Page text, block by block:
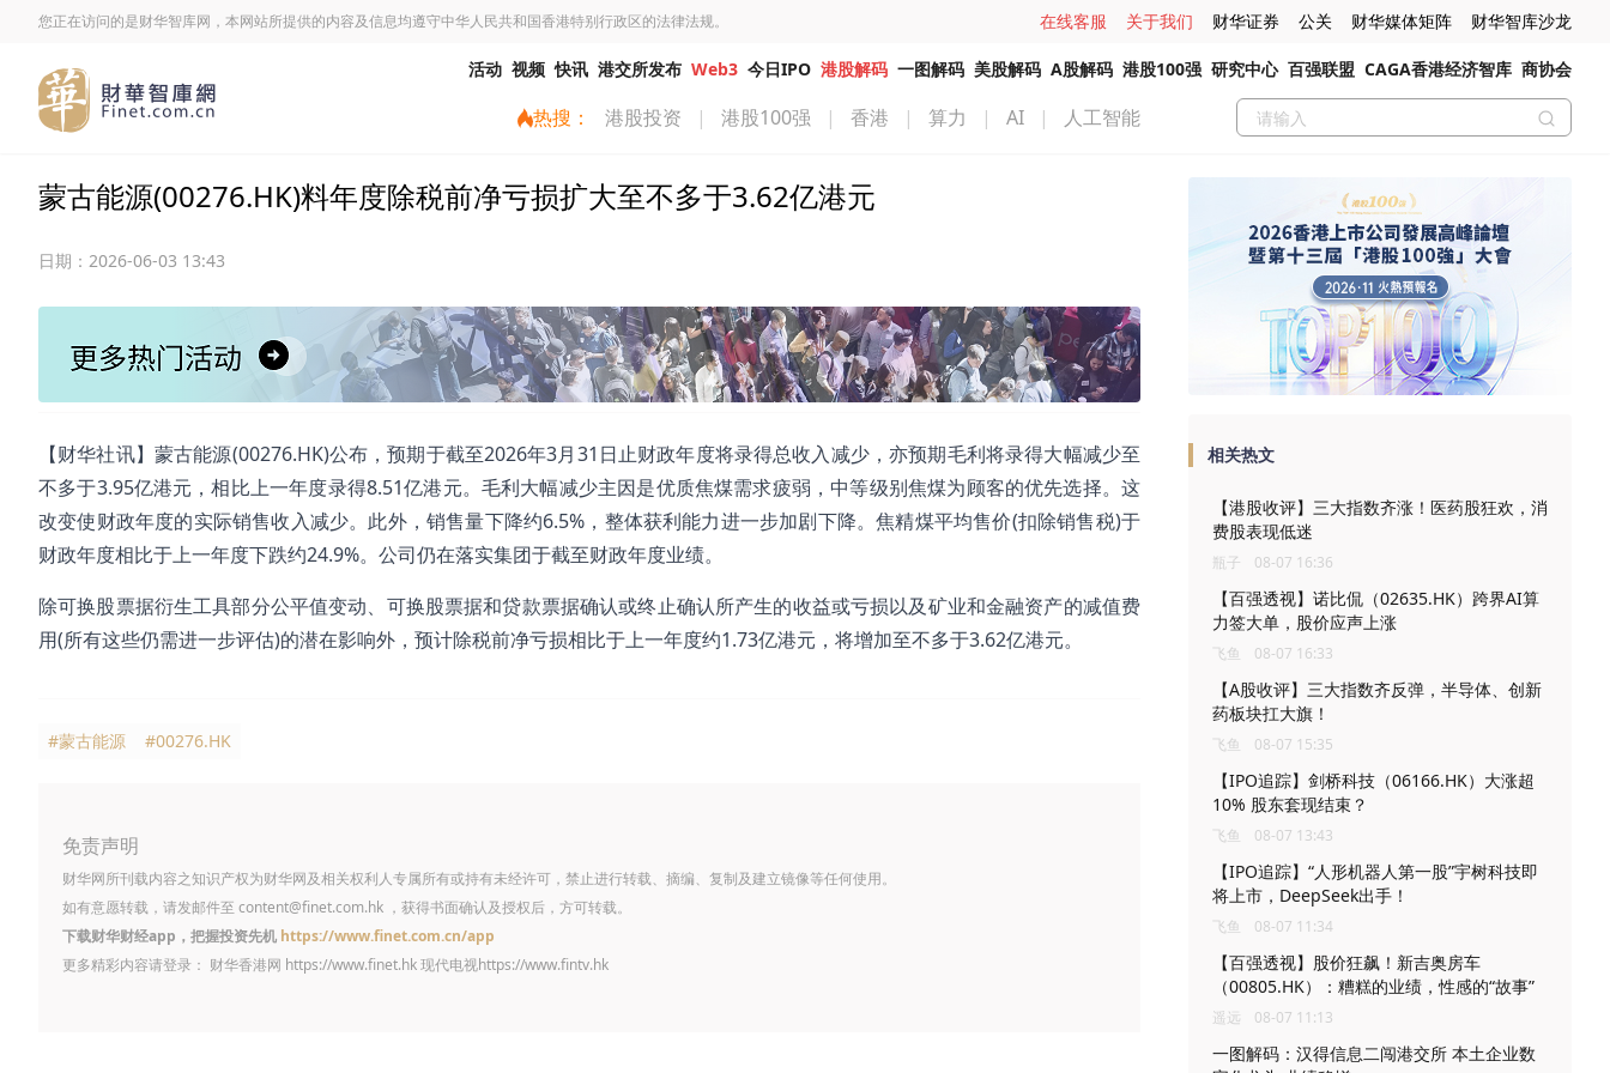
您正在访问的是财华智库网，本网站所提供的内容及信息均遵守中华人民共和国香港特别行政区的法律法规。 在线客服 关于我们 财华证券 公关 财华媒体矩阵 财华智库沙龙
活动 视频 快讯 港交所发布 Web3 今日IPO 港股解码 一图解码 美股解码 A股解码 港股100强 研究中心 百强联盟 CAGA香港经济智库 商协会
热搜： 港股投资 | 港股100强 | 香港 | 算力 | AI | 人工智能
蒙古能源(00276.HK)料年度除税前净亏损扩大至不多于3.62亿港元
日期： 2026-06-03 13:43
【财华社讯】蒙古能源(00276.HK)公布，预期于截至2026年3月31日止财政年度将录得总收入减少，亦预期毛利将录得大幅减少至
不多于3.95亿港元，相比上一年度录得8.51亿港元。毛利大幅减少主因是优质焦煤需求疲弱，中等级别焦煤为顾客的优先选择。这
改变使财政年度的实际销售收入减少。此外，销售量下降约6.5%，整体获利能力进一步加剧下降。焦精煤平均售价(扣除销售税)于
财政年度相比于上一年度下跌约24.9%。公司仍在落实集团于截至财政年度业绩。
除可换股票据衍生工具部分公平值变动、可换股票据和贷款票据确认或终止确认所产生的收益或亏损以及矿业和金融资产的减值费
用(所有这些仍需进一步评估)的潜在影响外，预计除税前净亏损相比于上一年度约1.73亿港元，将增加至不多于3.62亿港元。
#蒙古能源 #00276.HK
免责声明
财华网所刊载内容之知识产权为财华网及相关权利人专属所有或持有未经许可，禁止进行转载、摘编、复制及建立镜像等任何使用。
如有意愿转载，请发邮件至 content@finet.com.hk ，获得书面确认及授权后，方可转载。
下载财华财经app，把握投资先机 https://www.finet.com.cn/app
更多精彩内容请登录： 财华香港网 https://www.finet.hk现代电视https://www.fintv.hk
相关热文
【港股收评】三大指数齐涨！医药股狂欢，消
费股表现低迷
瓶子 08-07 16:36
【百强透视】诺比侃（02635.HK）跨界AI算
力签大单，股价应声上涨
飞鱼 08-07 16:33
【A股收评】三大指数齐反弹，半导体、创新
药板块扛大旗！
飞鱼 08-07 15:35
【IPO追踪】剑桥科技（06166.HK）大涨超
10% 股东套现结束？
飞鱼 08-07 13:43
【IPO追踪】“人形机器人第一股”宇树科技即
将上市，DeepSeek出手！
飞鱼 08-07 11:34
【百强透视】股价狂飙！新吉奥房车
（00805.HK）：糟糕的业绩，性感的“故事”
遥远 08-07 11:13
一图解码：汉得信息二闯港交所 本土企业数